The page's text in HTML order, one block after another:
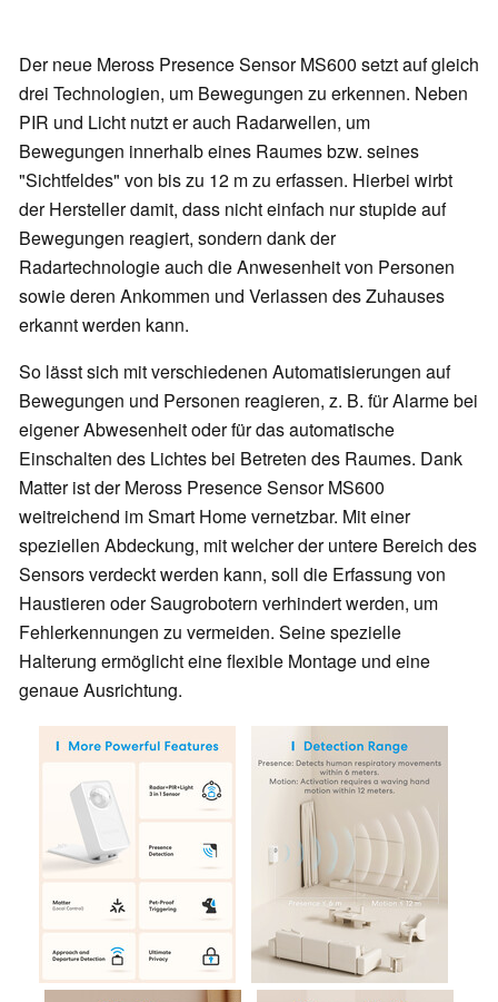
Der neue Meross Presence Sensor MS600 setzt auf gleich
drei Technologien, um Bewegungen zu erkennen. Neben
PIR und Licht nutzt er auch Radarwellen, um
Bewegungen innerhalb eines Raumes bzw. seines
"Sichtfeldes" von bis zu 12 m zu erfassen. Hierbei wirbt
der Hersteller damit, dass nicht einfach nur stupide auf
Bewegungen reagiert, sondern dank der
Radartechnologie auch die Anwesenheit von Personen
sowie deren Ankommen und Verlassen des Zuhauses
erkannt werden kann.
So lässt sich mit verschiedenen Automatisierungen auf
Bewegungen und Personen reagieren, z. B. für Alarme bei
eigener Abwesenheit oder für das automatische
Einschalten des Lichtes bei Betreten des Raumes. Dank
Matter ist der Meross Presence Sensor MS600
weitreichend im Smart Home vernetzbar. Mit einer
speziellen Abdeckung, mit welcher der untere Bereich des
Sensors verdeckt werden kann, soll die Erfassung von
Haustieren oder Saugrobotern verhindert werden, um
Fehlerkennungen zu vermeiden. Seine spezielle
Halterung ermöglicht eine flexible Montage und eine
genaue Ausrichtung.